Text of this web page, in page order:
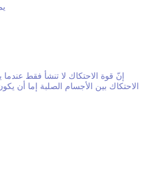
إنّ قوة الاحتكاك لا تنشأ فقط
الاحتكاك بين الأجسام الصلبة إما